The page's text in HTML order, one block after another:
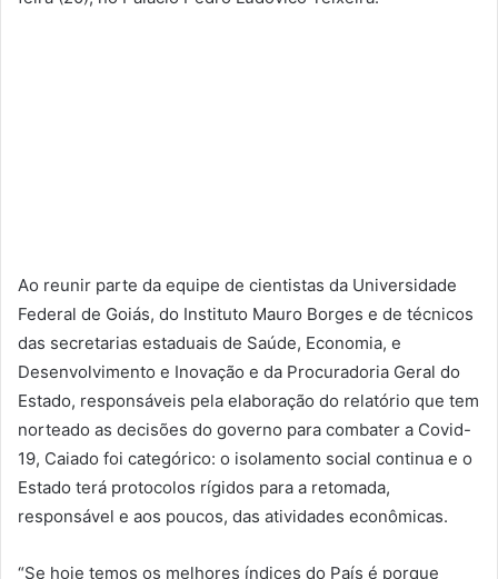
Ao reunir parte da equipe de cientistas da Universidade
Federal de Goiás, do Instituto Mauro Borges e de técnicos
das secretarias estaduais de Saúde, Economia, e
Desenvolvimento e Inovação e da Procuradoria Geral do
Estado, responsáveis pela elaboração do relatório que tem
norteado as decisões do governo para combater a Covid-
19, Caiado foi categórico: o isolamento social continua e o
Estado terá protocolos rígidos para a retomada,
responsável e aos poucos, das atividades econômicas.
“Se hoje temos os melhores índices do País é porque